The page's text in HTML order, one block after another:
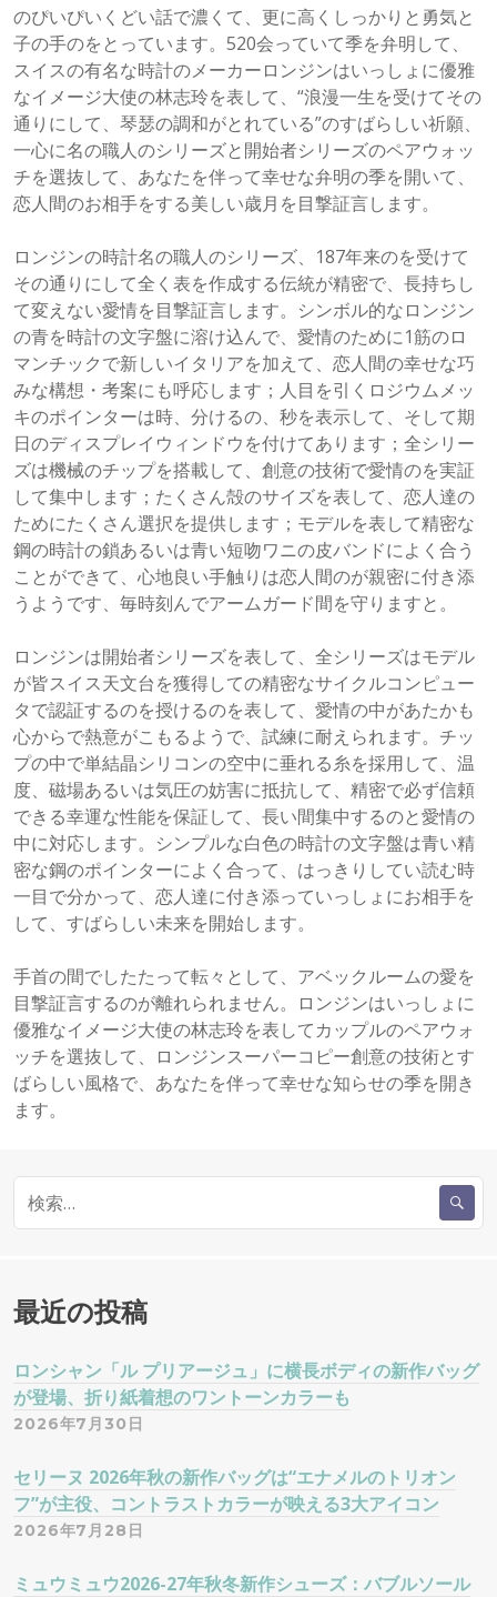
のぴいぴいくどい話で濃くて、更に高くしっかりと勇気と
子の手のをとっています。520会っていて季を弁明して、
スイスの有名な時計のメーカーロンジンはいっしょに優雅
なイメージ大使の林志玲を表して、“浪漫一生を受けてその
通りにして、琴瑟の調和がとれている”のすばらしい祈願、
一心に名の職人のシリーズと開始者シリーズのペアウォッ
チを選抜して、あなたを伴って幸せな弁明の季を開いて、
恋人間のお相手をする美しい歳月を目撃証言します。
ロンジンの時計名の職人のシリーズ、187年来のを受けて
その通りにして全く表を作成する伝統が精密で、長持ちし
て変えない愛情を目撃証言します。シンボル的なロンジン
の青を時計の文字盤に溶け込んで、愛情のために1筋のロ
マンチックで新しいイタリアを加えて、恋人間の幸せな巧
みな構想・考案にも呼応します；人目を引くロジウムメッ
キのポインターは時、分けるの、秒を表示して、そして期
日のディスプレイウィンドウを付けてあります；全シリー
ズは機械のチップを搭載して、創意の技術で愛情のを実証
して集中します；たくさん殻のサイズを表して、恋人達の
ためにたくさん選択を提供します；モデルを表して精密な
鋼の時計の鎖あるいは青い短吻ワニの皮バンドによく合う
ことができて、心地良い手触りは恋人間のが親密に付き添
うようです、毎時刻んでアームガード間を守りますと。
ロンジンは開始者シリーズを表して、全シリーズはモデル
が皆スイス天文台を獲得しての精密なサイクルコンピュー
タで認証するのを授けるのを表して、愛情の中があたかも
心からで熱意がこもるようで、試練に耐えられます。チッ
プの中で単結晶シリコンの空中に垂れる糸を採用して、温
度、磁場あるいは気圧の妨害に抵抗して、精密で必ず信頼
できる幸運な性能を保証して、長い間集中するのと愛情の
中に対応します。シンプルな白色の時計の文字盤は青い精
密な鋼のポインターによく合って、はっきりしてい読む時
一目で分かって、恋人達に付き添っていっしょにお相手を
して、すばらしい未来を開始します。
手首の間でしたたって転々として、アベックルームの愛を
目撃証言するのが離れられません。ロンジンはいっしょに
優雅なイメージ大使の林志玲を表してカップルのペアウォ
ッチを選抜して、ロンジンスーパーコピー創意の技術とす
ばらしい風格で、あなたを伴って幸せな知らせの季を開き
ます。
検
索
最近の投稿
ロンシャン「ル プリアージュ」に横長ボディの新作バッグ
が登場、折り紙着想のワントーンカラーも
2026年7月30日
セリーヌ 2026年秋の新作バッグは“エナメルのトリオン
フ”が主役、コントラストカラーが映える3大アイコン
2026年7月28日
ミュウミュウ2026-27年秋冬新作シューズ：バブルソール